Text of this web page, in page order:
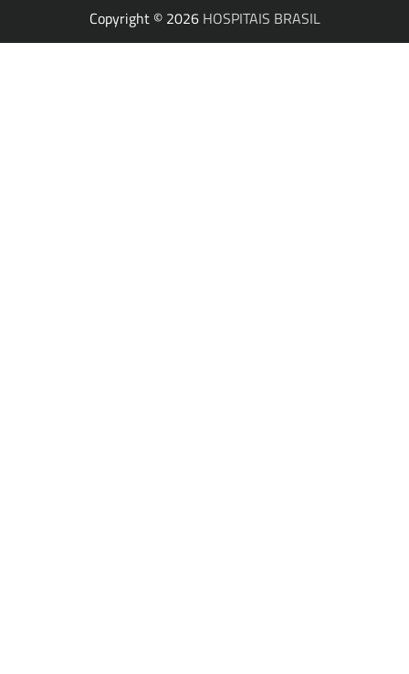
Copyright © 2026 HOSPITAIS BRASIL